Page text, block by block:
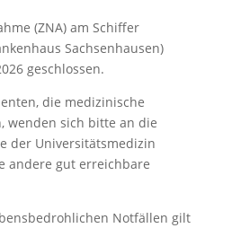
(ZNA) am Schiffer
Sachsenhausen)
geschlossen.
die medizinische
wenden sich bitte an die
der Universitätsmedizin
andere gut erreichbare
Notfällen gilt